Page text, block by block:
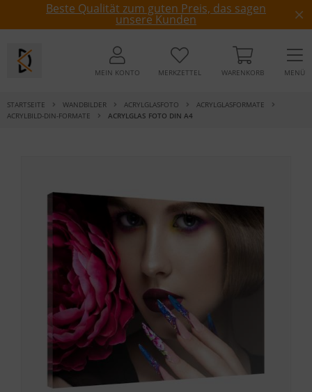
Beste Qualität zum guten Preis, das sagen
unsere Kunden
MEIN KONTO MERKZETTEL WARENKORB MENÜ
STARTSEITE WANDBILDER ACRYLGLASFOTO
ACRYLGLASFORMATE
ACRYLBILD-DIN-FORMATE
ACRYLGLAS FOTO DIN A4